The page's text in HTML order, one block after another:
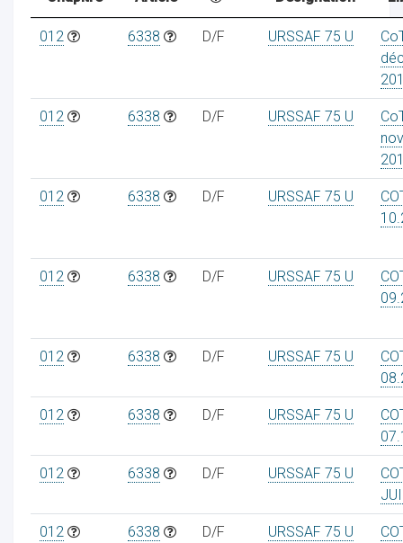
012 6338 D/F URSSAF 75 U
012 6338 D/F URSSAF 75 U
012 6338 D/F URSSAF 75 U
012 6338 D/F URSSAF 75 U
012 6338 D/F URSSAF 75 U
012 6338 D/F URSSAF 75 U
012 6338 D/F URSSAF 75 U
012 6338 D/F URSSAF 75 U